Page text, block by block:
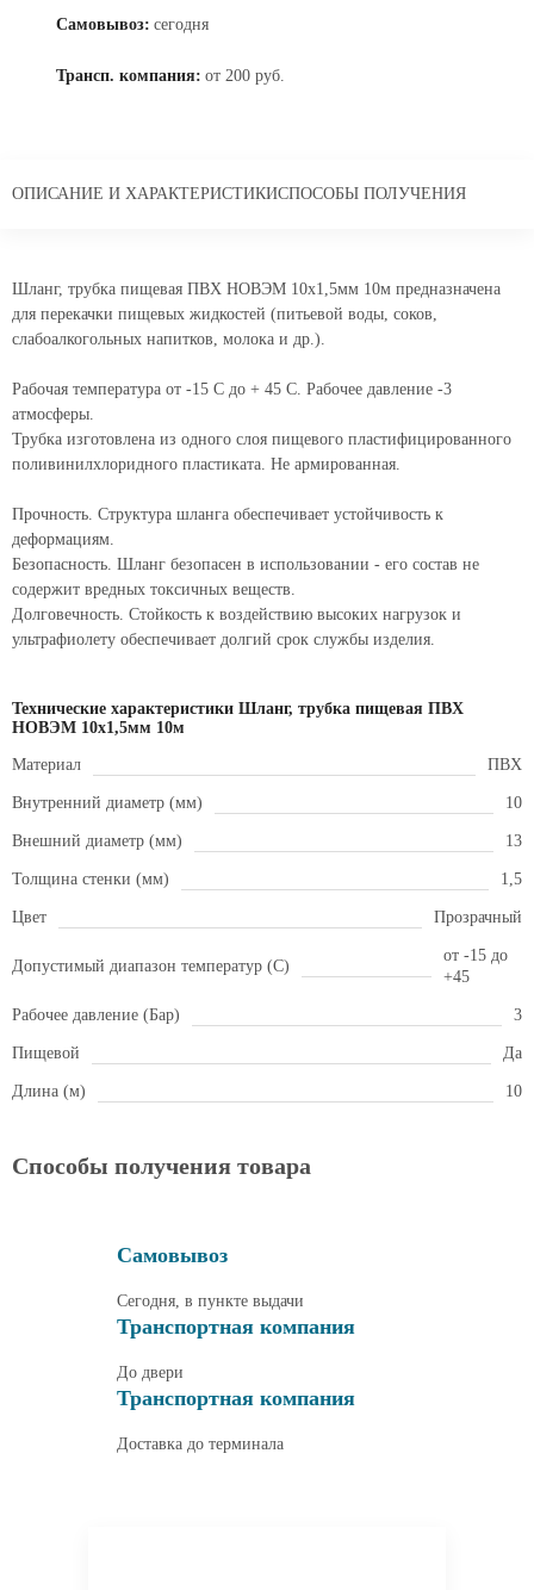
Самовывоз: сегодня
Трансп. компания: от 200 руб.
ОПИСАНИЕ И ХАРАКТЕРИСТИКИСПОСОБЫ ПОЛУЧЕНИЯ
Шланг, трубка пищевая ПВХ НОВЭМ 10x1,5мм 10м предназначена
для перекачки пищевых жидкостей (питьевой воды, соков,
слабоалкогольных напитков, молока и др.).
Рабочая температура от -15 С до + 45 С. Рабочее давление -3
атмосферы.
Трубка изготовлена из одного слоя пищевого пластифицированного
поливинилхлоридного пластиката. Не армированная.
Прочность. Структура шланга обеспечивает устойчивость к
деформациям.
Безопасность. Шланг безопасен в использовании - его состав не
содержит вредных токсичных веществ.
Долговечность. Стойкость к воздействию высоких нагрузок и
ультрафиолету обеспечивает долгий срок службы изделия.
Технические характеристики Шланг, трубка пищевая ПВХ
НОВЭМ 10x1,5мм 10м
Материал ПВХ
Внутренний диаметр (мм) 10
Внешний диаметр (мм) 13
Толщина стенки (мм) 1,5
Цвет Прозрачный
Допустимый диапазон температур (С)
от -15 до
+45
Рабочее давление (Бар) 3
Пищевой Да
Длина (м) 10
Способы получения товара
Самовывоз
Сегодня, в пункте выдачи
Транспортная компания
До двери
Транспортная компания
Доставка до терминала